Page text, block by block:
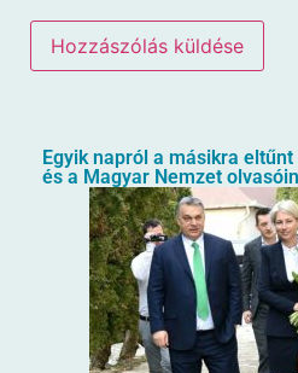
Egyik napról a másikra
és a Magyar Nemzet